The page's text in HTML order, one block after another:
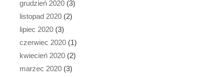
grudzień 2020 (3)
listopad 2020 (2)
lipiec 2020 (3)
czerwiec 2020 (1)
kwiecień 2020 (2)
marzec 2020 (3)